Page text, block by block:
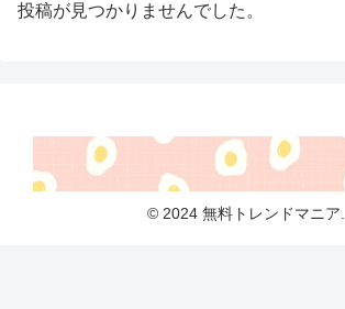
投稿が見つかりませんでした。
© 2024 無料トレンドマニア.